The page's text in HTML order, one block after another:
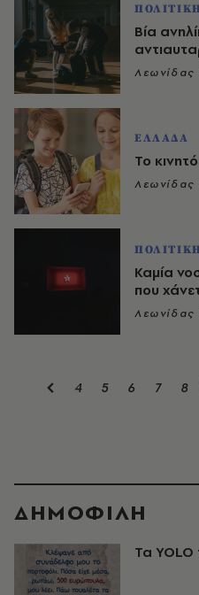
Βία
Λεωνίδας
ΕΛΛΑΔΑ
Το
Λεωνίδας
Καμία
που
Λεωνίδας
4 5 6 7 8
ΔΗΜΟΦΙΛΗ
Τα